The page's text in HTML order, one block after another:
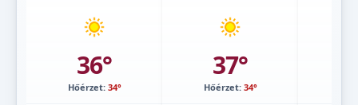
36°
Hőérzet: 34°
37°
Hőérzet: 34°